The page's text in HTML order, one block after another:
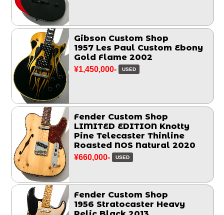
Gibson Custom Shop
1957 Les Paul Custom Ebony
Gold Flame 2002
¥1,450,000- USED
Fender Custom Shop
LIMITED EDITION Knotty
Pine Telecaster Thinline
Roasted NOS Natural 2020
¥660,000- USED
Fender Custom Shop
1956 Stratocaster Heavy